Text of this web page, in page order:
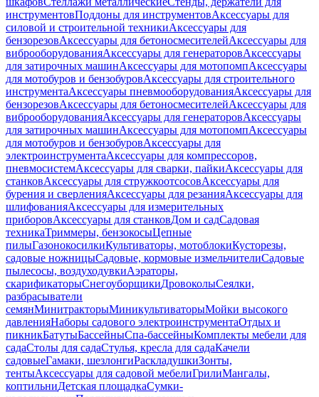
инструментовПоддоны для инструментовАксессуары для
силовой и строительной техникиАксессуары для
бензорезовАксессуары для бетоносмесителейАксессуары для
виброоборудованияАксессуары для генераторовАксессуары
для затирочных машинАксессуары для мотопомпАксессуары
для мотобуров и бензобуровАксессуары для строительного
инструментаАксессуары пневмооборудованияАксессуары для
бензорезовАксессуары для бетоносмесителейАксессуары для
виброоборудованияАксессуары для генераторовАксессуары
для затирочных машинАксессуары для мотопомпАксессуары
для мотобуров и бензобуровАксессуары для
электроинструментаАксессуары для компрессоров,
пневмосистемАксессуары для сварки, пайкиАксессуары для
станковАксессуары для стружкоотсосовАксессуары для
бурения и сверленияАксессуары для резанияАксессуары для
шлифованияАксессуары для измерительных
приборовАксессуары для станковДом и садСадовая
техникаТриммеры, бензокосыЦепные
пилыГазонокосилкиКультиваторы, мотоблокиКусторезы,
садовые ножницыСадовые, кормовые измельчителиСадовые
пылесосы, воздуходувкиАэраторы,
скарификаторыСнегоуборщикиДровоколыСеялки,
разбрасыватели
семянМинитракторыМиникультиваторыМойки высокого
давленияНаборы садового электроинструментаОтдых и
пикникБатутыБассейныСпа-бассейныКомплекты мебели для
садаСтолы для садаСтулья, кресла для садаКачели
садовыеГамаки, шезлонгиРаскладушкиЗонты,
тентыАксессуары для садовой мебелиГрилиМангалы,
коптильниДетская площадкаСумки-